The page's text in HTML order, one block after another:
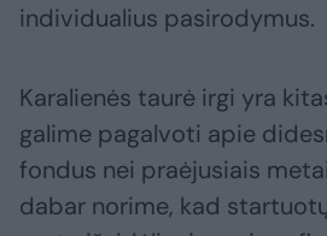
individualius pasirodymus.
Karalienės taurė irgi yra
galime pagalvoti apie
fondus nei praėjusiais
dabar norime, kad